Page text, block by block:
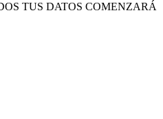
TUS DATOS COMENZARÁ